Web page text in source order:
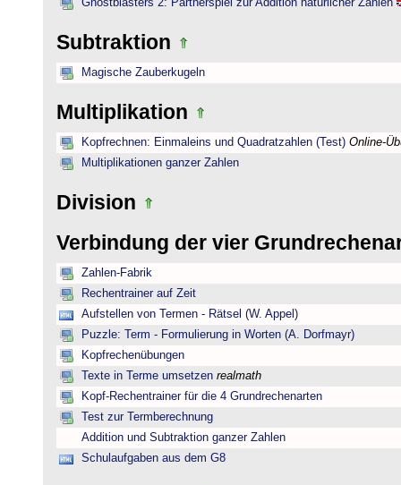
Ghostblasters 2: Partnerspiel zur Addition natürlicher Zahlen
Subtraktion
Magische Zauberkugeln
Multiplikation
Kopfrechnen: Einmaleins und Quadratzahlen (Test) Online-
Multiplikationen ganzer Zahlen
Division
Verbindung der vier
Zahlen-Fabrik
Rechentrainer auf Zeit
Aufstellen von Termen - Rätsel (W. Appel)
Puzzle: Term - Formulierung in Worten (A. Dorfmayr)
Kopfrechenübungen
Texte in Terme umsetzen realmath
Kopf-Rechentrainer für die 4 Grundrechenarten
Test zur Termberechnung
Addition und Subtraktion ganzer Zahlen
Schulaufgaben aus dem G8